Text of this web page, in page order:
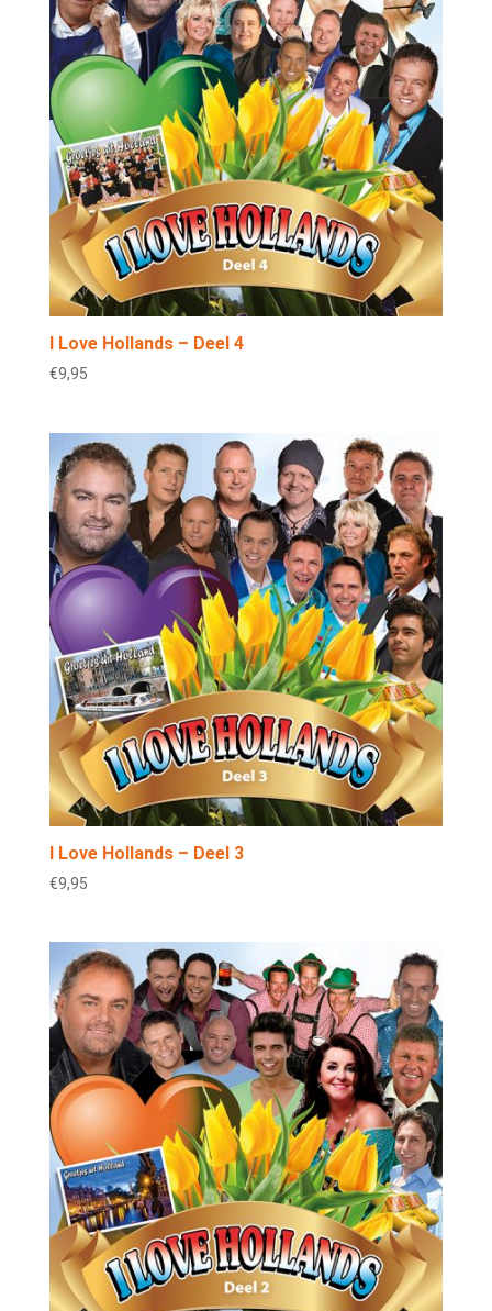
I Love Hollands – Deel 4
€9,95
I Love Hollands – Deel 3
€9,95